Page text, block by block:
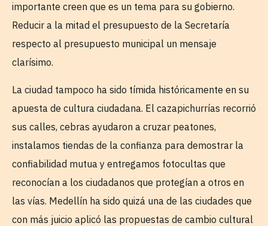
importante creen que es un tema para su gobierno.
Reducir a la mitad el presupuesto de la Secretaría
respecto al presupuesto municipal un mensaje
clarísimo.
La ciudad tampoco ha sido tímida históricamente en su
apuesta de cultura ciudadana. El cazapichurrías recorrió
sus calles, cebras ayudaron a cruzar peatones,
instalamos tiendas de la confianza para demostrar la
confiabilidad mutua y entregamos fotocultas que
reconocían a los ciudadanos que protegían a otros en
las vías. Medellín ha sido quizá una de las ciudades que
con más juicio aplicó las propuestas de cambio cultural